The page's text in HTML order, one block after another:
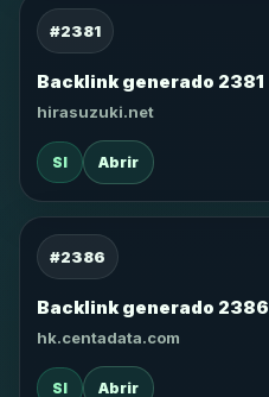
#2381
Backlink generado 2381
hirasuzuki.net
SI Abrir
#2386
Backlink generado 2386
hk.centadata.com
SI Abrir